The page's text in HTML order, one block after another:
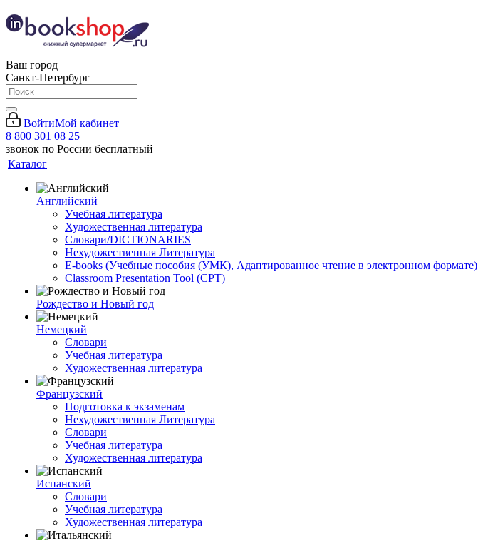
Ваш город
Санкт-Петербург
ВойтиМой кабинет
8 800 301 08 25
звонок по России бесплатный
Каталог
Английский
Учебная литература
Художественная литература
Словари/DICTIONARIES
Нехудожественная Литература
E-books (Учебные пособия (УМК), Адаптированное чтение в электронном формате)
Classroom Presentation Tool (CPT)
Рождество и Новый год
Немецкий
Словари
Учебная литература
Художественная литература
Французский
Подготовка к экзаменам
Нехудожественная Литература
Словари
Учебная литература
Художественная литература
Испанский
Словари
Учебная литература
Художественная литература